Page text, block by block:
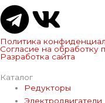
T
e
l
V
k
Политика
Согласие на обработку
Разработка сайта
Каталог
Редукторы
Электродвигатели